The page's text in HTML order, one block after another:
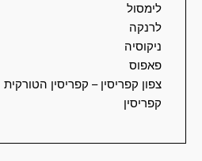
לימסול
לרנקה
ניקוסיה
פאפוס
צפון קפריסין – קפריסין הטורקית
קפריסין